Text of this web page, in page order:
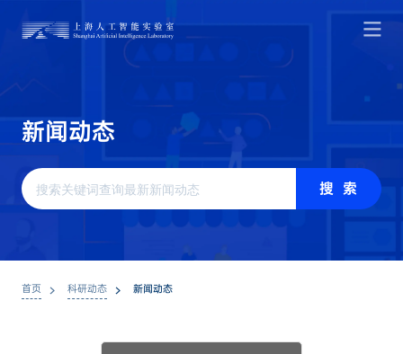
新闻动态
搜 索
首页 科研动态 新闻动态